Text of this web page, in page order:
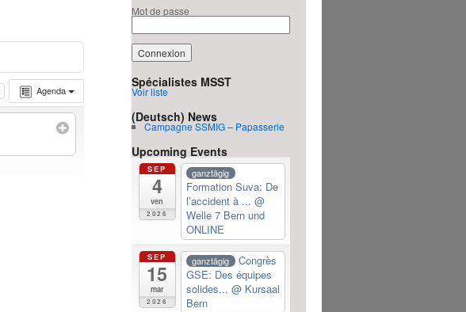
Agenda
Mot de passe
Spécialistes MSST
Voir liste
(Deutsch) News
Campagne SSMIG – Papasserie
Upcoming Events
SEP
4
ven
2026
ganztägig
Formation Suva: De
l’accident à ... @
Welle 7 Bern und
ONLINE
SEP
15
mar
2026
ganztägig
Congrès
GSE: Des équipes
solides... @ Kursaal
Bern